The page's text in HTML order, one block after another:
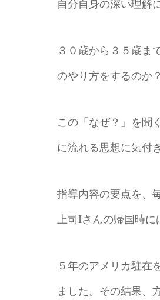
自分自身の深い理解
３０歳から３５歳ま
のやり方をするのか
この「なぜ？」を聞
に流れる思想に気付
指導内容の要点を、
上司Iさんの帰国時
５年のアメリカ駐在
ました。その結果、